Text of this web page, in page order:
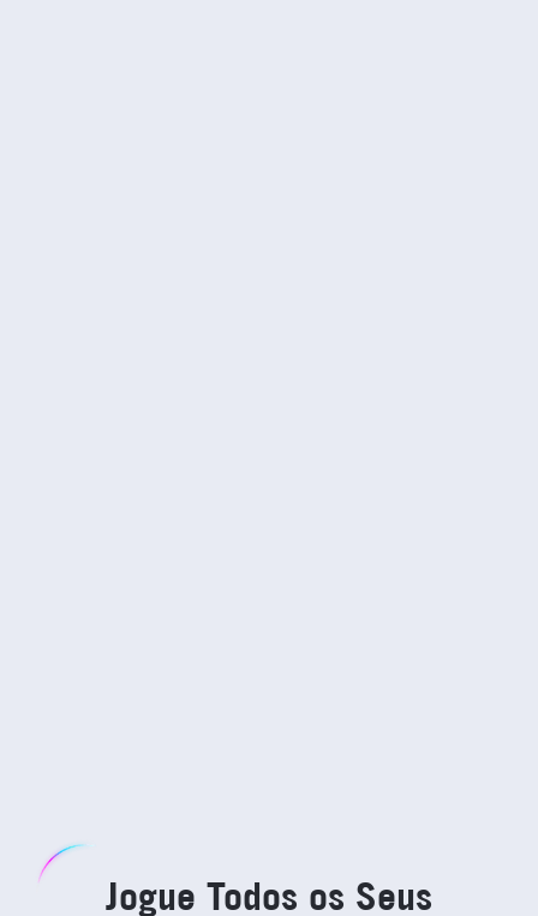
Jogue Todos os Seus